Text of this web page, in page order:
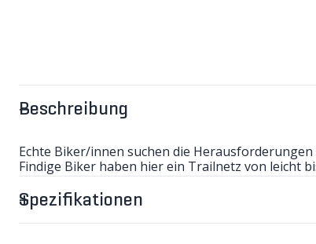
Beschreibung
Echte Biker/innen suchen die
Findige Biker haben hier ein Trailnetz von leicht
Singletrails und Forstwege setzt. Grundlage ist
wasserfestem Kunststoffpapier. Die
verschiedensten Schweizer Regionen und
dergleichen. Der Trail beginnt direkt vor der
Spezifikationen